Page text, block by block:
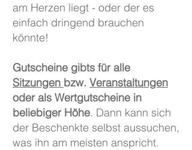
am Herzen liegt - oder der es
einfach dringend brauchen
könnte!
Gutscheine gibts für alle
Sitzungen bzw. Veranstaltungen
oder als Wertgutscheine in
beliebiger Höhe. Dann kann sich
der Beschenkte selbst aussuchen,
was ihn am meisten anspricht.